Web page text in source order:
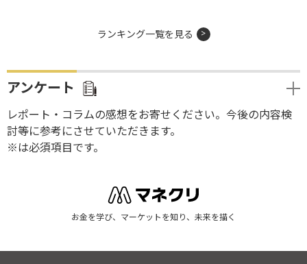
ランキング一覧を見る
アンケート
レポート・コラムの感想をお寄せください。今後の内容検
討等に参考にさせていただきます。
※は必須項目です。
お金を学び、マーケットを知り、未来を描く